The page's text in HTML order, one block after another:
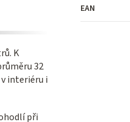
K
32
interiéru i
při
EAN